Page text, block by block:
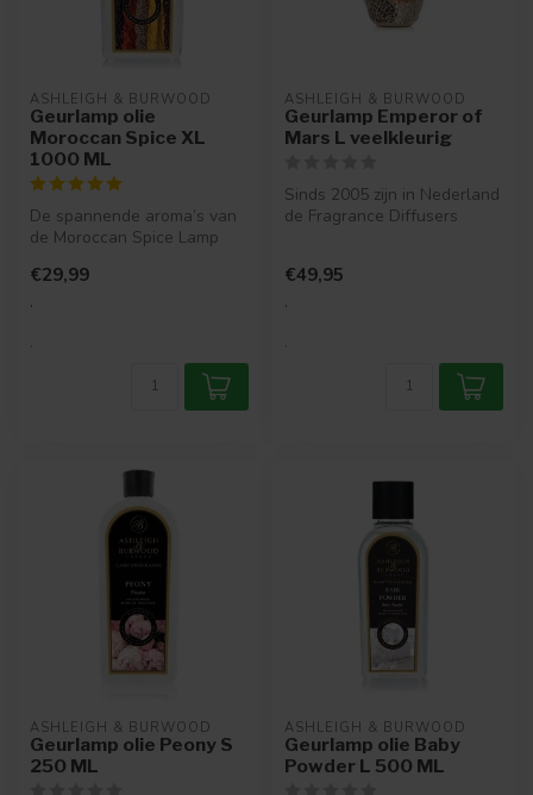
ASHLEIGH & BURWOOD
Geurlamp olie
Moroccan Spice XL
1000 ML
De spannende aroma’s van
de Moroccan Spice Lamp
Marokkaan...
€29,99
.
.
ASHLEIGH & BURWOOD
Geurlamp Emperor of
Mars L veelkleurig
Sinds 2005 zijn in Nederland
de Fragrance Diffusers
€49,95
.
.
ASHLEIGH & BURWOOD
Geurlamp olie Peony S
250 ML
ASHLEIGH & BURWOOD
Geurlamp olie Baby
Powder L 500 ML